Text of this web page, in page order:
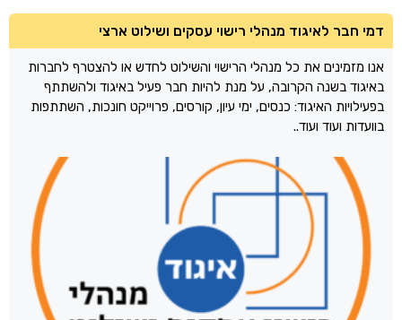
דמי חבר לאיגוד מנהלי רישוי עסקים ושילוט ארצי
אנו מזמינים את כל מנהלי הרישוי והשילוט לחדש או להצטרף לחברות
באיגוד בשנה הקרובה, על מנת להיות חבר פעיל באיגוד ולהשתתף
בפעילויות האיגוד: כנסים, ימי עיון, קורסים, פרוייקט חונכות, השתתפות
בוועדות ועוד ועוד..